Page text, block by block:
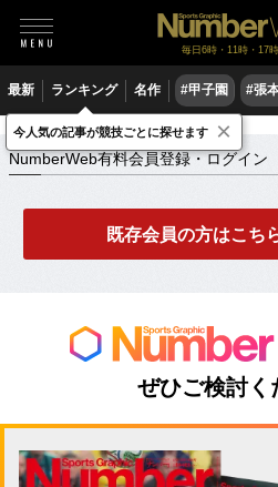
毎日6時・11時・17
最新 ランキング 名作 #甲子園 #張
NumberWeb有料会員登録・ログイン
NumberWeb有料会員登録・ログイン
既存会員の方はこち
ぜひご検討く
今人気の記事が競技ごとに探せます ×